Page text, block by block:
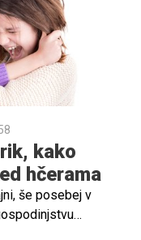
kako
hčerama
še posebej v